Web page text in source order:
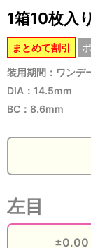
1箱10枚入り
まとめて割引
装用期間：ワンデ
DIA：14.5mm
BC：8.6mm
左目